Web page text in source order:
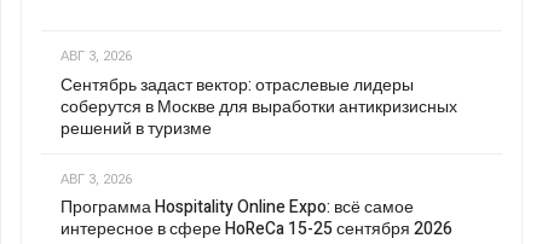
АВГ 3, 2026
Сентябрь задаст вектор: отраслевые лидеры
соберутся в Москве для выработки антикризисных
решений в туризме
АВГ 3, 2026
Программа Hospitality Online Expo: всё самое
интересное в сфере HoReCa 15-25 сентября 2026